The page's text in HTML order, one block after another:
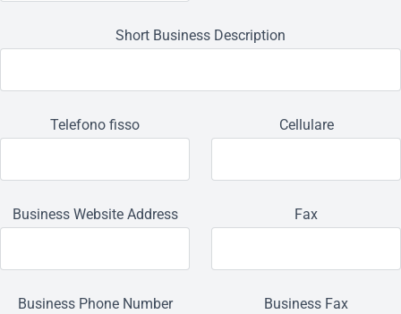
Short Business Description
Telefono fisso Cellulare
Business Website Address Fax
Business Phone Number Business Fax